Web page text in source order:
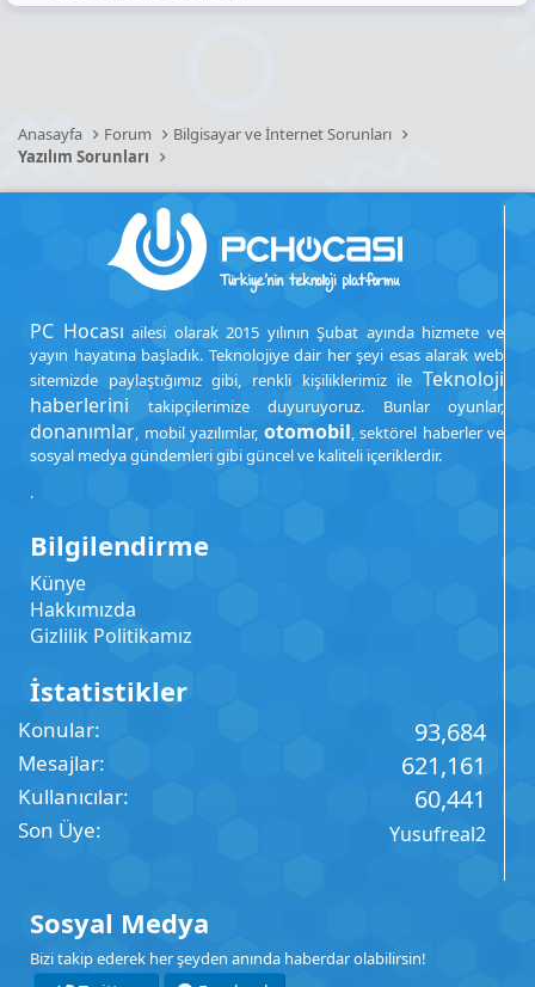
Anasayfa Forum
Bilgisayar ve İnternet Sorunları
Yazılım Sorunları
PC Hocası ailesi olarak 2015 yılının Şubat ayında hizmete ve
yayın hayatına başladık. Teknolojiye dair her şeyi esas alarak web
sitemizde paylaştığımız gibi, renkli kişiliklerimiz ile Teknoloji
haberlerini takipçilerimize duyuruyoruz. Bunlar oyunlar,
donanımlar, mobil yazılımlar, otomobil, sektörel haberler ve
sosyal medya gündemleri gibi güncel ve kaliteli içeriklerdir.
.
Bilgilendirme
Künye
Hakkımızda
Gizlilik Politikamız
İstatistikler
Konular 93,684
Mesajlar 621,161
Kullanıcılar 60,441
Son Üye Yusufreal2
Sosyal Medya
Bizi takip ederek her şeyden anında haberdar olabilirsin!